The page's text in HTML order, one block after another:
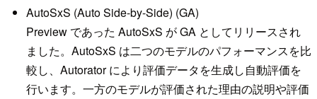
AutoSxS (Auto Side-by-Side) (GA)
Preview であった AutoSxS が GA としてリリースされ
ました。AutoSxS は二つのモデルのパフォーマンスを比
較し、Autorator により評価データを生成し自動評価を
行います。一方のモデルが評価された理由の説明や評価